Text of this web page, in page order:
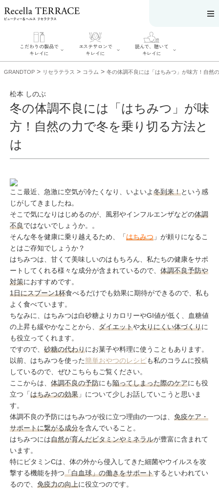
こだわりの製品で
キレイに
こだわりの製品
でキレイに
SERIES#01 私た
のこだわり
エステサロンで
キレイに
キレイに
肌改善のプロが
肌改善のプロと
読んで、聴いて
キレイに
読んで、聴いてキ
レイに
糖質制限レシピ
を探す
ニキビ 日焼け 首
るみ シミ
ミューズへの伝
コラム
GRANDTOP > リセラテラス > コラム > 冬の体調不良には「はちみつ」が味方！自然
松本 しのぶ
冬の体調不良には「はちみつ」が味
方！自然の力で冬を乗り切る方法と
は
ここ最近、急激に空気が冷たくなり、いよいよ冬到来！という感
じがしてきましたね。
そこで気になりはじめるのが、風邪やインフルエンザなどの体調
不良ではないでしょうか。。
そんな冬を健康に乗り越えるため、「はちみつ 」が頼りになるこ
とはご存知でしょうか？
はちみつは、甘くて美味しいのはもちろん、私たちの健康をサポ
ートしてくれる様々な成分が含まれているので、 体調不良予防や
対策におすすめです。
1日にスプーン1杯食べるだけでも効果に期待ができるので、私も
よく食べています。
ちなみに、はちみつは白砂糖よりカロリーやGI値が低く、血糖値
の上昇も緩やかなことから、 ダイエットや太りにくい体づくりに
も役立ってくれます。
ですので、 砂糖の代わりにお菓子や料理に使うこともあります。
以前、はちみつを使った簡単おやつのレシピも私のコラムに投稿
しているので、ぜひこちらもご覧ください。
ここからは、 体調不良の予防にも陥ってしまった際のケアにも役
立つ「はちみつの効果 」について少しお話していこうと思いま
す。
体調不良の予防にはちみつが役に立つ理由の一つは、 免疫ケア・
サポートに繋がる成分を含んでいること。
はちみつには自然が育んだビタミンやミネラルが豊富に含まれて
います。
特にビタミンCは、体の外から侵入してきた細菌やウイルスを攻
撃する機能を持つ「白血球」の働きをサポートするといわれてい
るので、 免疫力の向上に役立つのです。